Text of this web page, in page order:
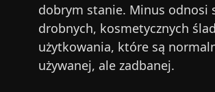
dobrym stanie. Minus odnosi
drobnych, kosmetycznych
użytkowania, które są
używanej, ale zadbanej.